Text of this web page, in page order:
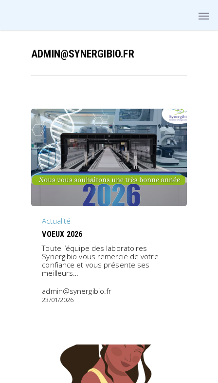
ADMIN@SYNERGIBIO.FR
Actualité
VOEUX 2026
Toute l’équipe des laboratoires
Synergibio vous remercie de votre
confiance et vous présente ses
meilleurs…
admin@synergibio.fr
23/01/2026